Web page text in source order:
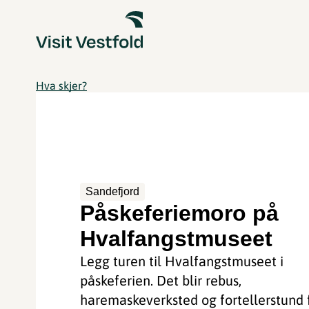
Hva skjer?
Sandefjord
Påskeferiemoro på
Hvalfangstmuseet
Legg turen til Hvalfangstmuseet i
påskeferien. Det blir rebus,
haremaskeverksted og fortellerstund